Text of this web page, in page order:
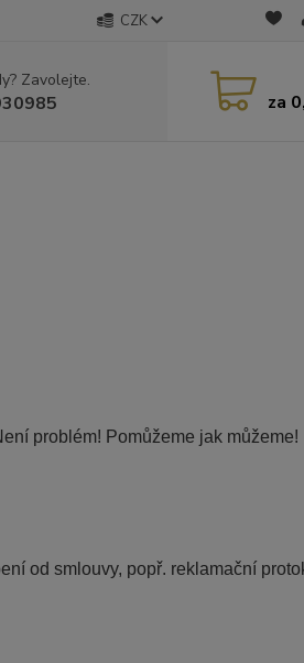
CZK
Zavolejte.
za
problém! Pomůžeme jak můžeme!
od smlouvy, popř. reklamační